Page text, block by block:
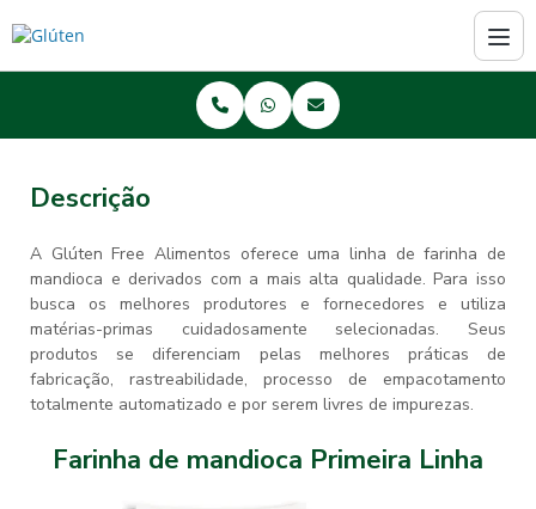
Descrição
A Glúten Free Alimentos oferece uma linha de farinha de
mandioca e derivados com a mais alta qualidade. Para isso
busca os melhores produtores e fornecedores e utiliza
matérias-primas cuidadosamente selecionadas. Seus
produtos se diferenciam pelas melhores práticas de
fabricação, rastreabilidade, processo de empacotamento
totalmente automatizado e por serem livres de impurezas.
Farinha de mandioca Primeira Linha